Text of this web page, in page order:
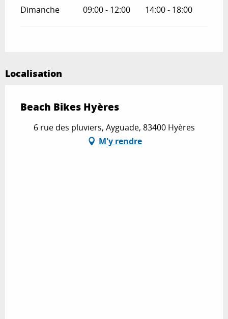
Dimanche 09:00 - 12:00 14:00 - 18:00
Localisation
Beach Bikes Hyères
6 rue des pluviers, Ayguade, 83400 Hyères
M'y rendre